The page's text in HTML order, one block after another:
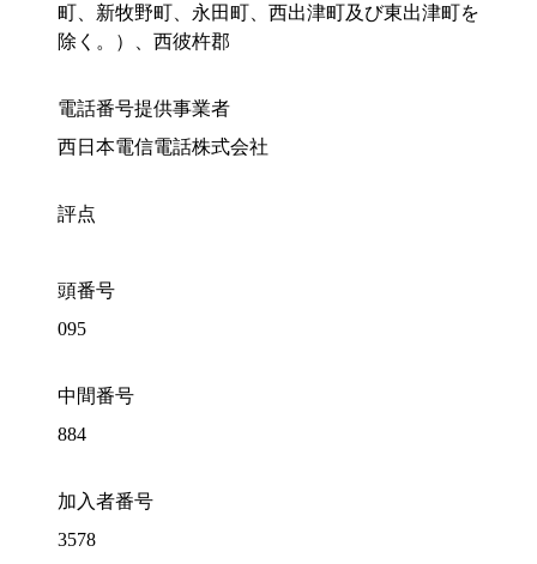
町、新牧野町、永田町、西出津町及び東出津町を
除く。）、西彼杵郡
電話番号提供事業者
西日本電信電話株式会社
評点
頭番号
095
中間番号
884
加入者番号
3578